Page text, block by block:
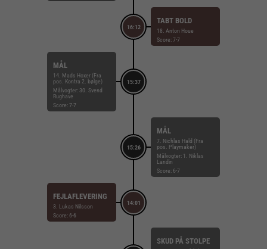
16:12
TABT BOLD
18. Anton Houe
Score: 7-7
15:37
MÅL
14. Mads Hoxer (Fra
pos. Kontra 2. bølge)
Målvogter: 30. Svend
Rughave
Score: 7-7
15:26
MÅL
7. Nichlas Hald (Fra
pos. Playmaker)
Målvogter: 1. Niklas
Landin
Score: 6-7
14:01
FEJLAFLEVERING
3. Lukas Nilsson
Score: 6-6
SKUD PÅ STOLPE